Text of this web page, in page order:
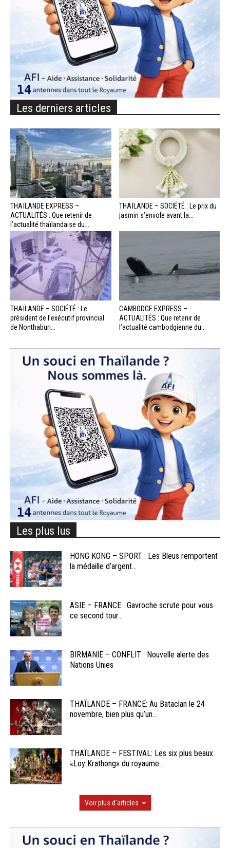
Les derniers articles
THAÏLANDE EXPRESS –
ACTUALITÉS : Que retenir de
l’actualité thaïlandaise du...
THAÏLANDE – SOCIÉTÉ : Le prix du
jasmin s’envole avant la...
THAÏLANDE – SOCIÉTÉ : Le
président de l’exécutif provincial
de Nonthaburi...
CAMBODGE EXPRESS –
ACTUALITÉS : Que retenir de
l’actualité cambodgienne du...
Les plus lus
HONG KONG – SPORT : Les Bleus remportent
la médaille d’argent...
ASIE – FRANCE : Gavroche scrute pour vous
ce second tour...
BIRMANIE – CONFLIT : Nouvelle alerte des
Nations Unies
THAÏLANDE – FRANCE: Au Bataclan le 24
novembre, bien plus qu’un...
THAÏLANDE – FESTIVAL: Les six plus beaux
«Loy Krathong» du royaume...
Voir plus d'articles